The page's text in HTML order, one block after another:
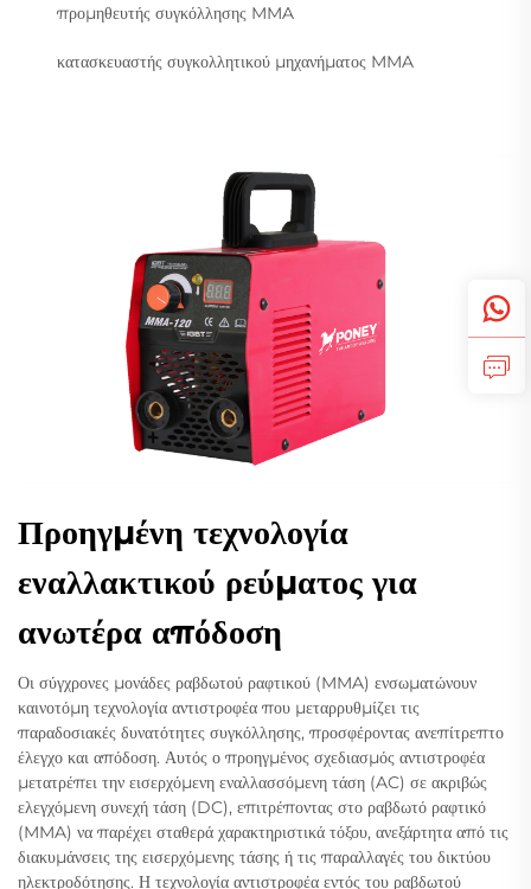
προμηθευτής συγκόλλησης MMA
κατασκευαστής συγκολλητικού μηχανήματος MMA
Προηγμένη τεχνολογία
εναλλακτικού ρεύματος για
ανωτέρα απόδοση
Οι σύγχρονες μονάδες ραβδωτού ραφτικού (MMA) ενσωματώνουν
καινοτόμη τεχνολογία αντιστροφέα που μεταρρυθμίζει τις
παραδοσιακές δυνατότητες συγκόλλησης, προσφέροντας ανεπίτρεπτο
έλεγχο και απόδοση. Αυτός ο προηγμένος σχεδιασμός αντιστροφέα
μετατρέπει την εισερχόμενη εναλλασσόμενη τάση (AC) σε ακριβώς
ελεγχόμενη συνεχή τάση (DC), επιτρέποντας στο ραβδωτό ραφτικό
(MMA) να παρέχει σταθερά χαρακτηριστικά τόξου, ανεξάρτητα από τις
διακυμάνσεις της εισερχόμενης τάσης ή τις παραλλαγές του δικτύου
ηλεκτροδότησης. Η τεχνολογία αντιστροφέα εντός του ραβδωτού